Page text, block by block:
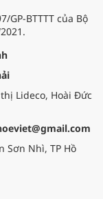
GP-BTTTT của Bộ
Lideco, Hoài Đức
Sơn Nhì, TP Hồ